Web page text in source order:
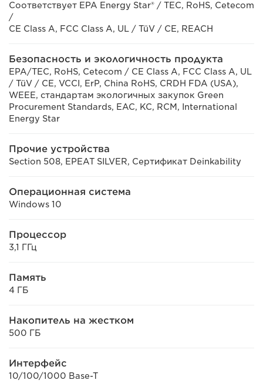
Соответствует EPA Energy Star® / TEC, RoHS, Cetecom
/
CE Class A, FCC Class A, UL / TüV / CE, REACH
Безопасность и экологичность продукта
EPA/TEC, RoHS, Cetecom / CE Class A, FCC Class A, UL
/ TüV / CE, VCCI, ErP, China RoHS, CRDH FDA (USA),
WEEE, стандартам экологичных закупок Green
Procurement Standards, EAC, KC, RCM, International
Energy Star
Прочие устройства
Section 508, EPEAT SILVER, Сертификат Deinkability
Операционная система
Windows 10
Процессор
3,1 ГГц
Память
4 ГБ
Накопитель на жестком
500 ГБ
Интерфейс
10/100/1000 Base-T